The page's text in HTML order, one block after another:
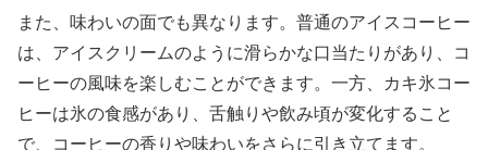
また、味わいの面でも異なります。普通のアイスコーヒー
は、アイスクリームのように滑らかな口当たりがあり、コ
ーヒーの風味を楽しむことができます。一方、カキ氷コー
ヒーは氷の食感があり、舌触りや飲み頃が変化すること
で、コーヒーの香りや味わいをさらに引き立てます。